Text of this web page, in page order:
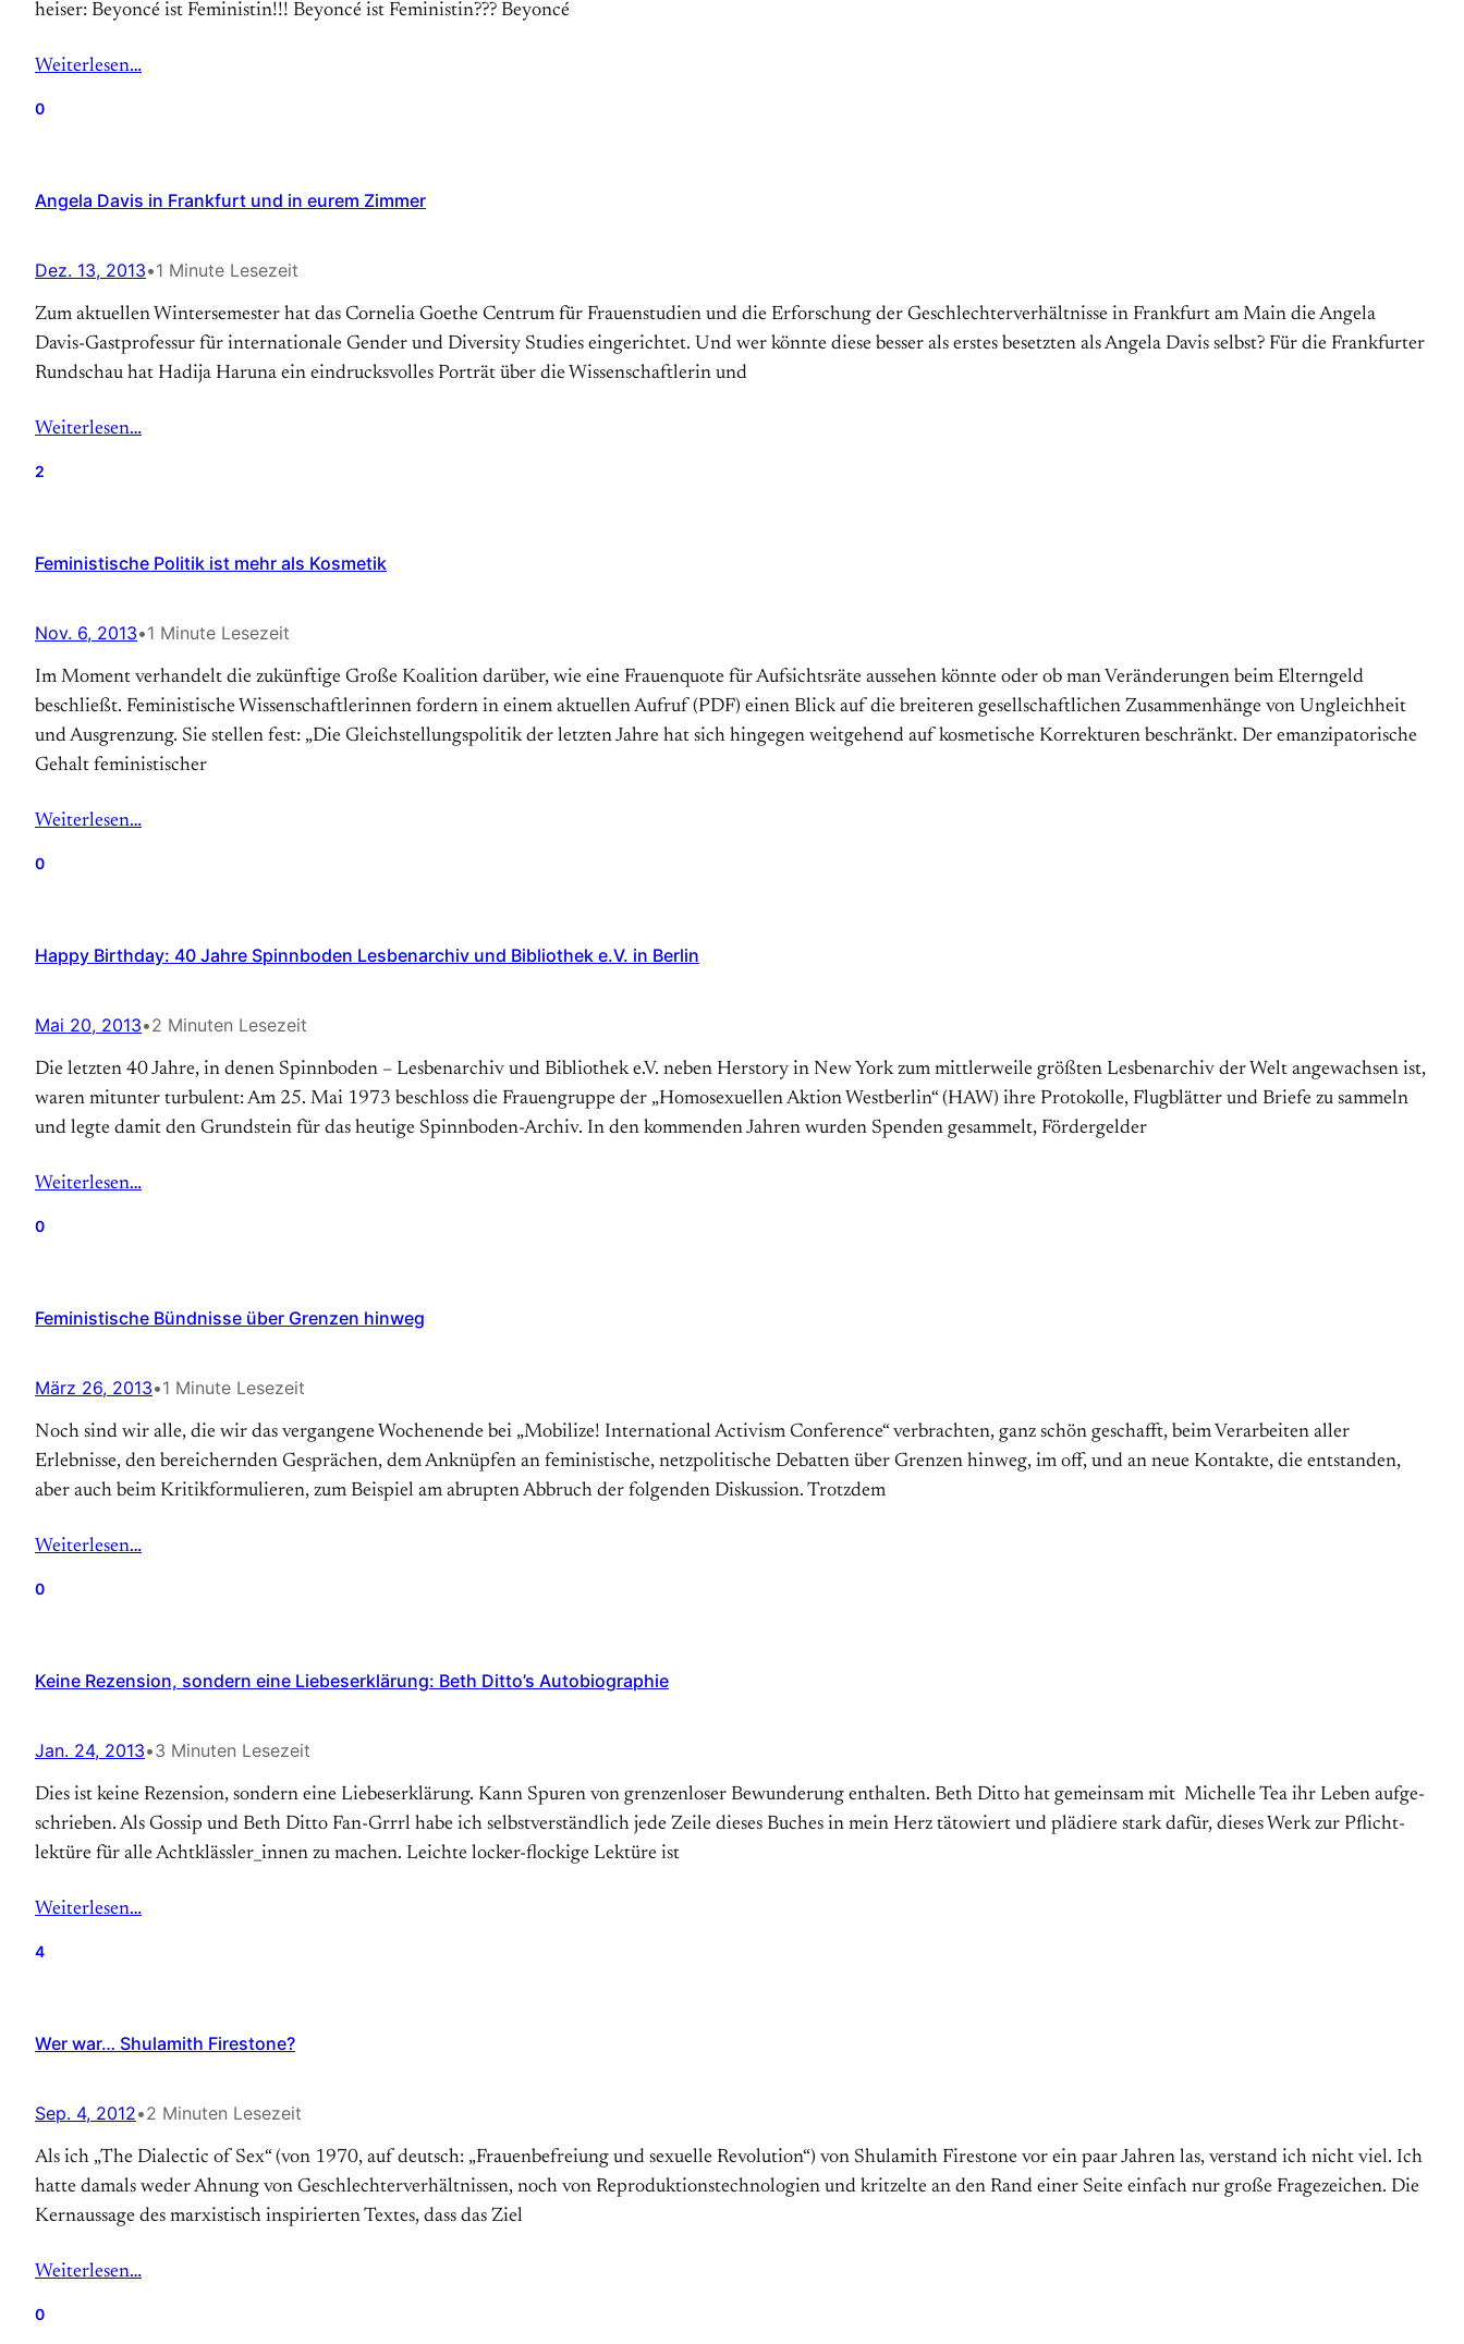
heiser: Beyoncé ist Feministin!!! Beyoncé ist Feministin??? Beyoncé
Weiterlesen…
0
Angela Davis in Frankfurt und in eurem Zimmer
Dez. 13, 2013•1 Minute Lesezeit
Zum aktuellen Wintersemester hat das Cornelia Goethe Centrum für Frauenstudien und die Erforschung der Geschlechterverhältnisse in Frankfurt am Main die Angela
Davis-Gastprofessur für internationale Gender und Diversity Studies eingerichtet. Und wer könnte diese besser als erstes besetzten als Angela Davis selbst? Für die Frankfurter
Rundschau hat Hadija Haruna ein eindrucksvolles Porträt über die Wissenschaftlerin und
Weiterlesen…
2
Feministische Politik ist mehr als Kosmetik
Nov. 6, 2013•1 Minute Lesezeit
Im Moment verhandelt die zukünftige Große Koalition darüber, wie eine Frauenquote für Aufsichtsräte aussehen könnte oder ob man Veränderungen beim Elterngeld
beschließt. Feministische Wissenschaftlerinnen fordern in einem aktuellen Aufruf (PDF) einen Blick auf die breiteren gesellschaftlichen Zusammenhänge von Ungleichheit
und Ausgrenzung. Sie stellen fest: „Die Gleichstellungspolitik der letzten Jahre hat sich hingegen weitgehend auf kosmetische Korrekturen beschränkt. Der emanzipatorische
Gehalt feministischer
Weiterlesen…
0
Happy Birthday: 40 Jahre Spinnboden Lesbenarchiv und Bibliothek e.V. in Berlin
Mai 20, 2013•2 Minuten Lesezeit
Die letzten 40 Jahre, in denen Spinnboden – Lesbenarchiv und Bibliothek e.V. neben Herstory in New York zum mittler­weile größten Lesben­archiv der Welt angewachsen ist,
waren mitunter turbulent: Am 25. Mai 1973 beschloss die Frauen­gruppe der „Homosexuellen Aktion Westberlin“ (HAW) ihre Protokolle, Flug­blätter und Briefe zu sammeln
und legte damit den Grund­stein für das heutige Spinnboden-Archiv. In den kommenden Jahren wurden Spenden gesammelt, Förder­gelder
Weiterlesen…
0
Feministische Bündnisse über Grenzen hinweg
März 26, 2013•1 Minute Lesezeit
Noch sind wir alle, die wir das vergangene Wochenende bei „Mobilize! International Activism Conference“ verbrachten, ganz schön geschafft, beim Verarbeiten aller
Erlebnisse, den bereichernden Gesprächen, dem Anknüpfen an feministische, netzpolitische Debatten über Grenzen hinweg, im off, und an neue Kontakte, die entstanden,
aber auch beim Kritikformulieren, zum Beispiel am abrupten Abbruch der folgenden Diskussion. Trotzdem
Weiterlesen…
0
Keine Rezension, sondern eine Liebeserklärung: Beth Ditto’s Autobiographie
Jan. 24, 2013•3 Minuten Lesezeit
Dies ist keine Rezension, sondern eine Liebeserklärung. Kann Spuren von grenzen­loser Bewunderung ent­halten. Beth Ditto hat gemeinsam mit Michelle Tea ihr Leben auf­ge­
schrieben. Als Gossip und Beth Ditto Fan-Grrrl habe ich selbst­ver­ständlich jede Zeile dieses Buches in mein Herz tätowiert und plädiere stark dafür, dieses Werk zur Pflicht­
lektüre für alle Acht­klässler_innen zu machen. Leichte locker-flockige Lektüre ist
Weiterlesen…
4
Wer war… Shulamith Firestone?
Sep. 4, 2012•2 Minuten Lesezeit
Als ich „The Dialectic of Sex“ (von 1970, auf deutsch: „Frauen­befreiung und sexuelle Revolution“) von Shulamith Firestone vor ein paar Jahren las, verstand ich nicht viel. Ich
hatte damals weder Ahnung von Geschlechter­verhältnissen, noch von Reproduktions­technologien und kritzelte an den Rand einer Seite einfach nur große Fragezeichen. Die
Kern­aussage des marxistisch inspirierten Textes, dass das Ziel
Weiterlesen…
0